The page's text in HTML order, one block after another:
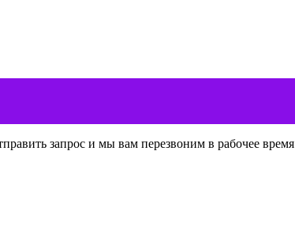
запрос и мы вам перезвоним в рабочее время